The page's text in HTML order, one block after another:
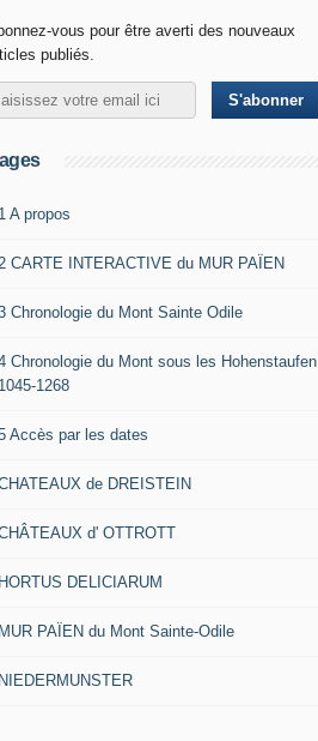
vous pour être averti des nouveaux
publiés.
1 A propos
2 CARTE INTERACTIVE du MUR PAÏEN
Chronologie du Mont Sainte Odile
Chronologie du Mont sous les Hohenstaufen
1045-1268
Accès par les dates
de DREISTEIN
d' OTTROTT
HORTUS DELICIARUM
MUR PAÏEN du Mont Sainte-Odile
NIEDERMUNSTER